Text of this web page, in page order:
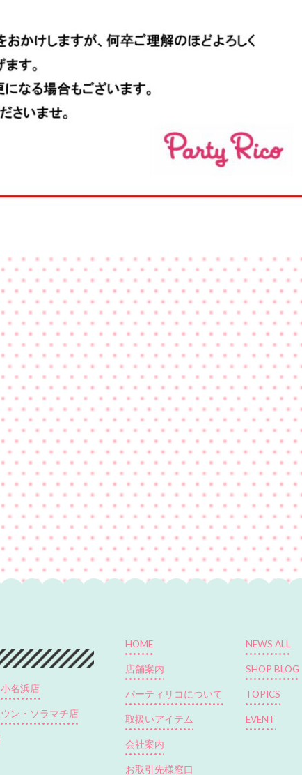
名浜店
ン・ソラマチ店
HOME
店舗案内
パーティリコについて
取扱いアイテム
会社案内
お取引先様窓口
NEWS ALL
SHOP BLOG
TOPICS
EVENT